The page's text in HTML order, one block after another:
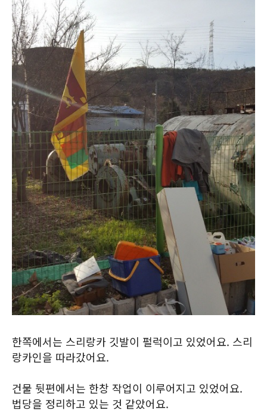
한쪽에서는 스리랑카 깃발이 펄럭이고 있었어요. 스리
랑카인을 따라갔어요.
건물 뒷편에서는 한창 작업이 이루어지고 있었어요.
법당을 정리하고 있는 것 같았어요.